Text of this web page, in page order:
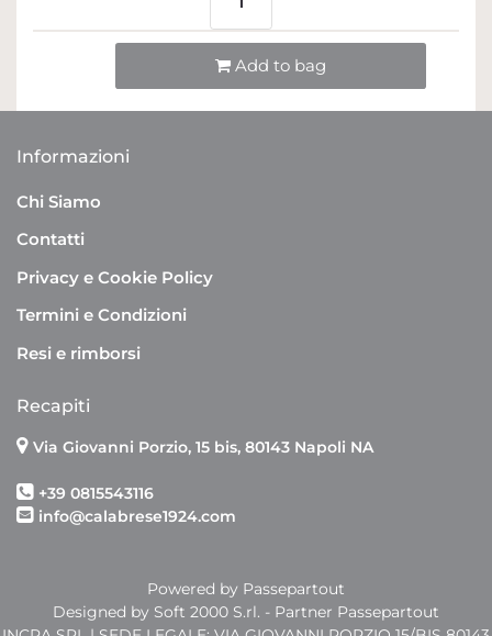
Add to bag
Informazioni
Chi Siamo
Contatti
Privacy e Cookie Policy
Termini e Condizioni
Resi e rimborsi
Recapiti
Via Giovanni Porzio, 15 bis, 80143 Napoli NA
+39 0815543116
info@calabrese1924.com
Powered by Passepartout
Designed by Soft 2000 S.rl. - Partner Passepartout